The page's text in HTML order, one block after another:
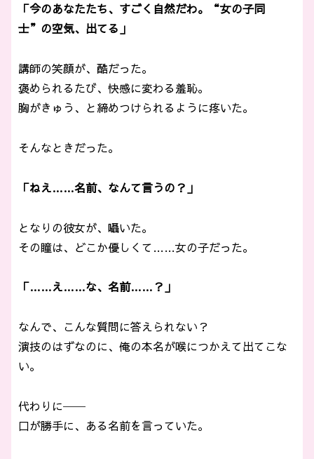
「今のあなたたち、すごく自然だわ。“女の子同
士”の空気、出てる」
講師の笑顔が、酷だった。
褒められるたび、快感に変わる羞恥。
胸がきゅう、と締めつけられるように疼いた。
そんなときだった。
「ねえ……名前、なんて言うの？」
となりの彼女が、囁いた。
その瞳は、どこか優しくて……女の子だった。
「……え……な、名前……？」
なんで、こんな質問に答えられない？
演技のはずなのに、俺の本名が喉につかえて出てこな
い。
代わりに──
口が勝手に、ある名前を言っていた。